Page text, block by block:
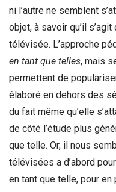
ni l’autre ne semblent
objet, à savoir qu’il
télévisée. L’approche
en tant que telles, mais
permettent de
élaboré en dehors des
du fait même qu’elle
de côté l’étude plus
que telle. Or, il nous
télévisées a d’abord
en tant que telle, pour en